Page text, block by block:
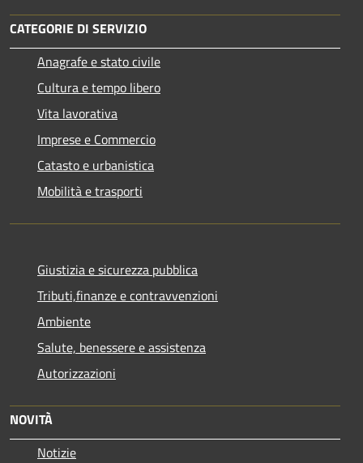
CATEGORIE DI SERVIZIO
Anagrafe e stato civile
Cultura e tempo libero
Vita lavorativa
Imprese e Commercio
Catasto e urbanistica
Mobilità e trasporti
Giustizia e sicurezza pubblica
Tributi,finanze e contravvenzioni
Ambiente
Salute, benessere e assistenza
Autorizzazioni
NOVITÀ
Notizie